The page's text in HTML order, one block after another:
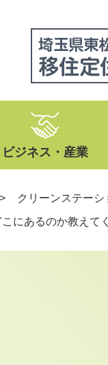
ビジネス・産業
> クリーンステーシ
にあるのか教えて